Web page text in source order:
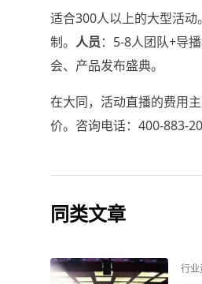
适合300人以上的大型活动。
制。 人员：5-8人团队+导播
会、产品发布盛典。
在大同，活动直播的费用
价。咨询电话：400-883-
同类文章
行业